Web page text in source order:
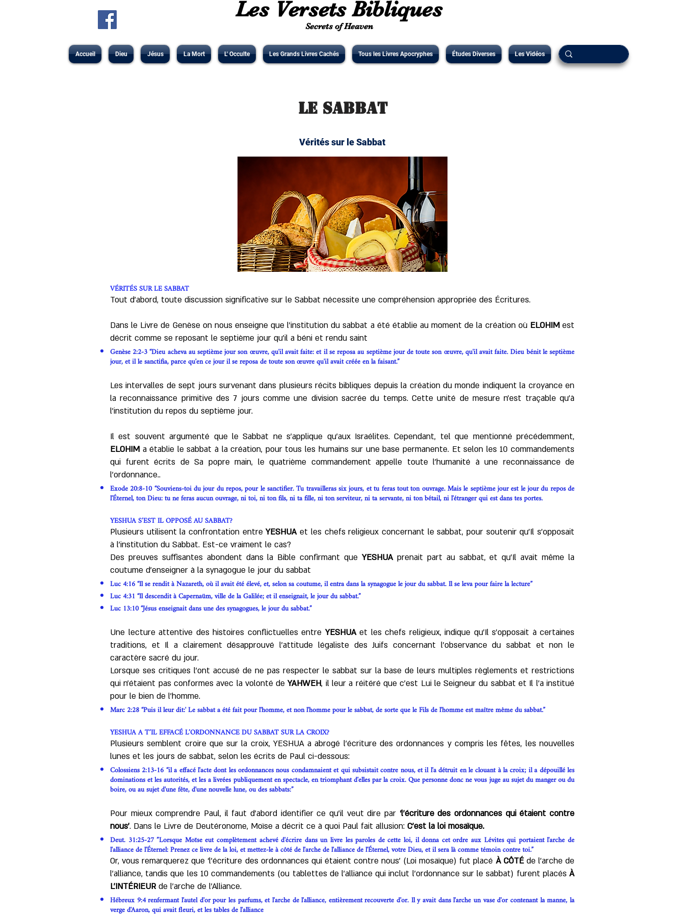
Les Versets Bibliques
Secrets of Heaven
Accueil Dieu Jésus La Mort L' Occulte Les Grands Livres Cachés Tous les Livres Apocryphes Études Diverses Les Vidéos
Le Sabbat
Vérités sur le Sabbat
VÉRITÉS SUR LE SABBAT
Tout d’abord, toute discussion significative sur le Sabbat nécessite une compréhension appropriée des Écritures.
Dans le Livre de Genèse on nous enseigne que l’institution du sabbat a été établie au moment de la création où ELOHIMest
décrit comme se reposant le septième jour qu'il a béni et rendu saint
Genèse 2:2-3 “Dieu acheva au septième jour son œuvre, qu'il avait faite: et il se reposa au septième jour de toute son œuvre, qu'il avait faite. Dieu bénit le septième
jour, et il le sanctifia, parce qu'en ce jour il se reposa de toute son œuvre qu'il avait créée en la faisant.”
Les intervalles de sept jours survenant dans plusieurs récits bibliques depuis la création du monde indiquent la croyance en
la reconnaissance primitive des 7 jours comme une division sacrée du temps. Cette unité de mesure n’est traçable qu’à
l’institution du repos du septième jour.
Il est souvent argumenté que le Sabbat ne s'applique qu’aux Israélites. Cependant, tel que mentionné précédemment,
ELOHIM a établie le sabbat à la création, pour tous les humains sur une base permanente. Et selon les 10 commandements
qui furent écrits de Sa popre main, le quatrième commandement appelle toute l'humanité à une reconnaissance de
l’ordonnance..
Exode 20:8-10 “Souviens-toi du jour du repos, pour le sanctifier. Tu travailleras six jours, et tu feras tout ton ouvrage. Mais le septième jour est le jour du repos de
l'Éternel, ton Dieu: tu ne feras aucun ouvrage, ni toi, ni ton fils, ni ta fille, ni ton serviteur, ni ta servante, ni ton bétail, ni l'étranger qui est dans tes portes.
YESHUA S’EST IL OPPOSÉ AU SABBAT?
Plusieurs utilisent la confrontation entreYESHUAet les chefs religieux concernant le sabbat, pour soutenir qu’Il s’opposait
à l'institution du Sabbat. Est-ce vraiment le cas?
Des preuves suffisantes abondent dans la Bible confirmant que YESHUAprenait part au sabbat, et qu'Il avait même la
coutume d’enseigner à la synagogue le jour du sabbat
Luc 4:16 “Il se rendit à Nazareth, où il avait été élevé, et, selon sa coutume, il entra dans la synagogue le jour du sabbat. Il se leva pour faire la lecture”
Luc 4:31 “Il descendit à Capernaüm, ville de la Galilée; et il enseignait, le jour du sabbat.”
Luc 13:10 “Jésus enseignait dans une des synagogues, le jour du sabbat.”
Une lecture attentive des histoires conflictuelles entre YESHUAet les chefs religieux, indique qu’Il s’opposait à certaines
traditions, et Il a clairement désapprouvé l’attitude légaliste des Juifs concernant l’observance du sabbat et non le
caractère sacré du jour.
Lorsque ses critiques l’ont accusé de ne pas respecter le sabbat sur la base de leurs multiples règlements et restrictions
qui n’étaient pas conformes avec la volonté deYAHWEH, il leur a réitéré que c’est Lui le Seigneur du sabbat et Il l’a institué
pour le bien de l’homme.
Marc 2:28 “Puis il leur dit:' Le sabbat a été fait pour l'homme, et non l'homme pour le sabbat, de sorte que le Fils de l'homme est maître même du sabbat.”
YESHUA A T’IL EFFACÉ L’ORDONNANCE DU SABBAT SUR LA CROIX?
Plusieurs semblent croire que sur la croix, YESHUA a abrogé l’écriture des ordonnances y compris les fêtes, les nouvelles
lunes et les jours de sabbat, selon les écrits de Paul ci-dessous:
Colossiens 2:13-16 “il a effacé l'acte dont les ordonnances nous condamnaient et qui subsistait contre nous, et il l'a détruit en le clouant à la croix; il a dépouillé les
dominations et les autorités, et les a livrées publiquement en spectacle, en triomphant d'elles par la croix. Que personne donc ne vous juge au sujet du manger ou du
boire, ou au sujet d'une fête, d'une nouvelle lune, ou des sabbats:”
Pour mieux comprendre Paul, il faut d’abord identifier ce qu’il veut dire par ‘l’écriture des ordonnances qui étaient contre
nous’. Dans le Livre de Deutéronome, Moïse a décrit ce à quoi Paul fait allusion: C'est la loi mosaïque.
Deut. 31:25-27 ”Lorsque Moïse eut complètement achevé d'écrire dans un livre les paroles de cette loi, il donna cet ordre aux Lévites qui portaient l'arche de
l'alliance de l'Éternel: Prenez ce livre de la loi, et mettez-le à côté de l'arche de l'alliance de l'Éternel, votre Dieu, et il sera là comme témoin contre toi.”
Or, vous remarquerez que ‘l’écriture des ordonnances qui étaient contre nous’ (Loi mosaïque) fut placé À CÔTÉde l’arche de
l’alliance, tandis que les 10 commandements (ou tablettes de l’alliance qui inclut l’ordonnance sur le sabbat) furent placés À
L'INTÉRIEUR de l’arche de l’Alliance.
Hébreux 9:4 renfermant l'autel d'or pour les parfums, et l'arche de l'alliance, entièrement recouverte d'or. Il y avait dans l'arche un vase d'or contenant la manne, la
verge d'Aaron, qui avait fleuri, et les tables de l'alliance